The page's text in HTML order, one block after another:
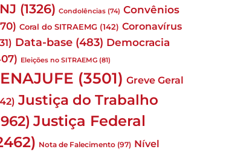
(1326) Condolências (74) Convênios
Coral do SITRAEMG (142) Coronavírus
Data-base (483) Democracia
Eleições no SITRAEMG (81)
(3501) Greve Geral
Justiça do Trabalho
Justiça Federal
Nota de Falecimento (97) Nível